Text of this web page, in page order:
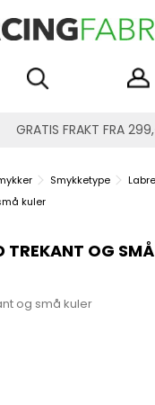
GRATIS FRAKT FRA
Smykketype
kuler
TREKANT OG SMÅ